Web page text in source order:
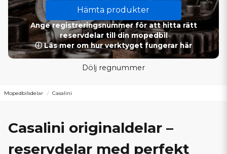
Hämta produkter
Ange registreringsnummer för att hitta rätt
reservdelar till din mopedbil
ⓘ Läs mer om hur verktyget fungerar här
Dölj regnummer
Mopedbilsdelar Casalini
Casalini originaldelar –
reservdelar med perfekt